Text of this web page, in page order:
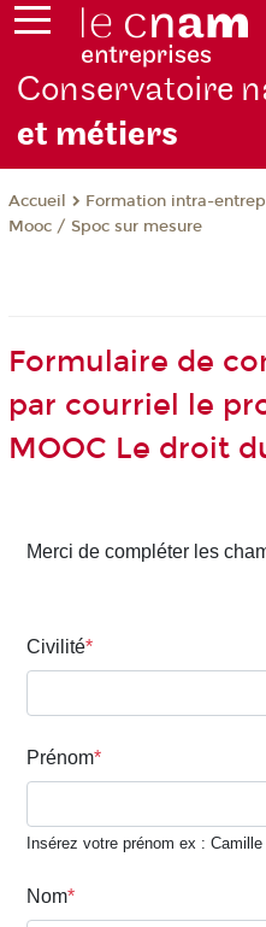
Conservatoire
et métiers
Accueil
Formation intra-
Mooc / Spoc sur mesure
Formulaire de
par courriel le
MOOC Le droit